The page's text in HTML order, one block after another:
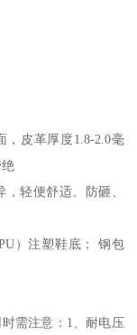
皮革厚度1.8-2.0毫
轻便舒适。防砸、
）注塑鞋底； 钢包
需注意：1、耐电压